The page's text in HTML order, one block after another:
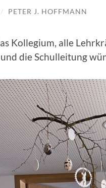
/ PETER J. HOFFMANN
Kollegium, alle
und die Schulleitung